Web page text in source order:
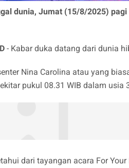
dunia, Jumat (15/8/2025)
- Kabar duka datang dari dunia
Nina Carolina atau yang
pukul 08.31 WIB dalam usia
dari tayangan acara For